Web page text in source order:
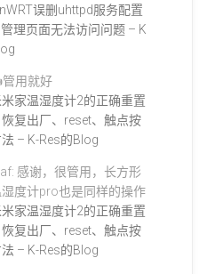
误删uhttpd服务配置
理页面无法访问问题 – K
管用就好
家温湿度计2的正确重置
恢复出厂、reset、触点按
– K-Res的Blog
感谢，很管用，长方形
度计pro也是同样的操作
家温湿度计2的正确重置
恢复出厂、reset、触点按
– K-Res的Blog